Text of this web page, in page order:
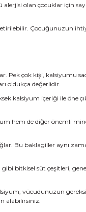
olan çocuklar için
Çocuğunuzun
çok kişi, kalsiyumu
oldukça değerlidir.
kalsiyum içeriği ile
hem de diğer önemli
Bu baklagiller aynı
bitkisel süt çeşitleri,
vücudunuzun
alabilirsiniz.